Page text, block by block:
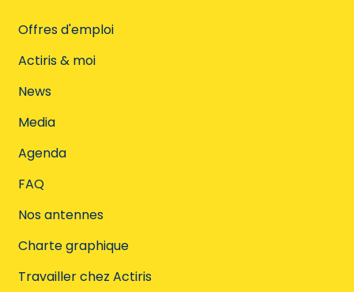
Offres d'emploi
Actiris & moi
News
Media
Agenda
FAQ
Nos antennes
Charte graphique
Travailler chez Actiris